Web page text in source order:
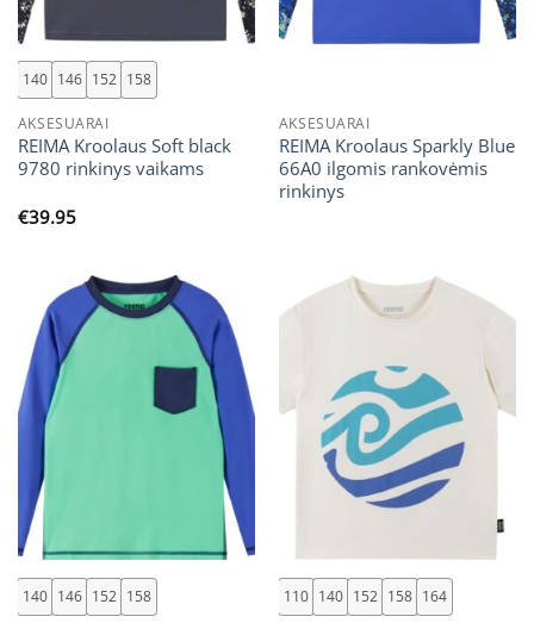
140 146 152 158
AKSESUARAI
REIMA Kroolaus Soft black
9780 rinkinys vaikams
€39.95
AKSESUARAI
REIMA Kroolaus Sparkly Blue
66A0 ilgomis rankovėmis
rinkinys
140 146 152 158 110 140 152 158 164